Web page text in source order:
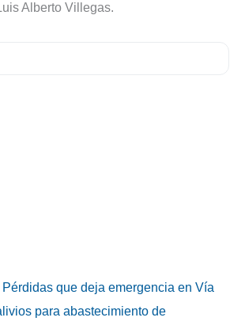
Alberto Villegas.
Pérdidas que deja emergencia en Vía
para abastecimiento de